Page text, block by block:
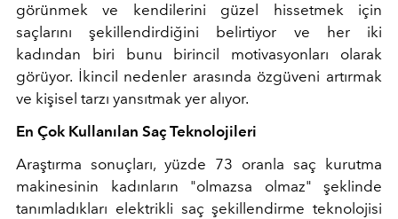
görünmek ve kendilerini güzel hissetmek için
saçlarını şekillendirdiğini belirtiyor ve her iki
kadından biri bunu birincil motivasyonları olarak
görüyor. İkincil nedenler arasında özgüveni artırmak
ve kişisel tarzı yansıtmak yer alıyor.
En Çok Kullanılan Saç Teknolojileri
Araştırma sonuçları, yüzde 73 oranla saç kurutma
makinesinin kadınların "olmazsa olmaz" şeklinde
tanımladıkları elektrikli saç şekillendirme teknolojisi